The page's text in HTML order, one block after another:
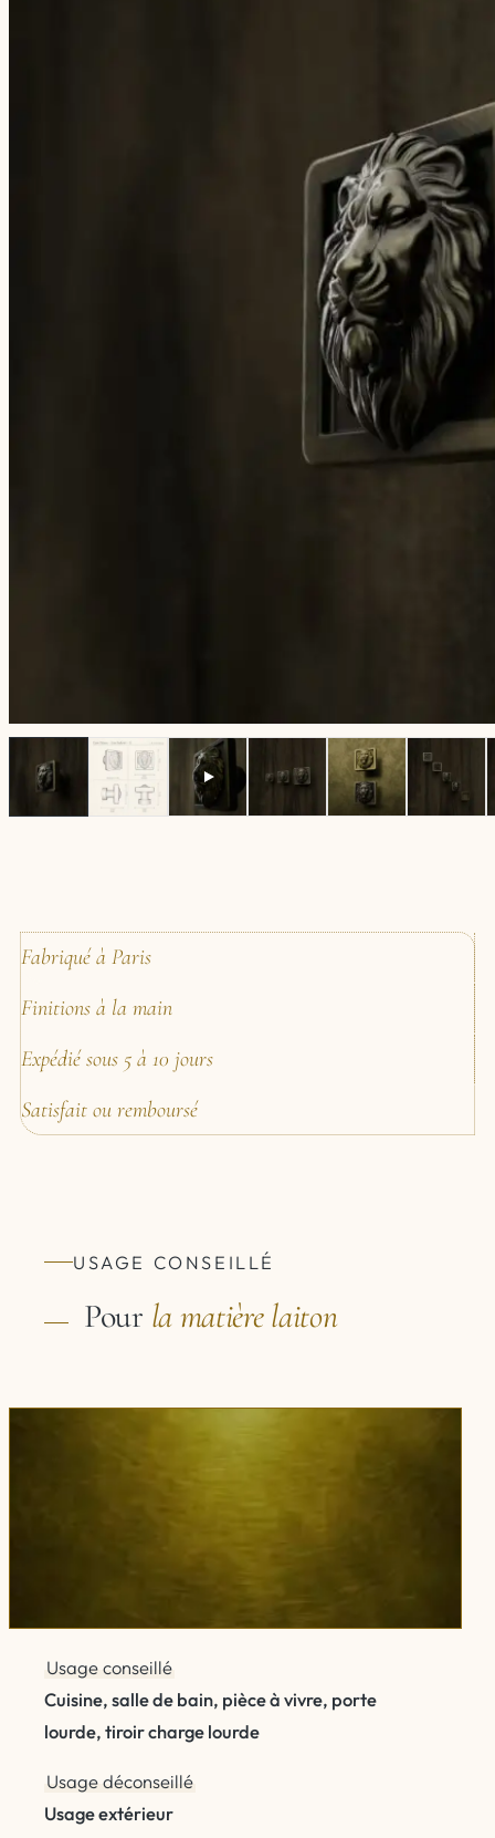
Fabriqué à Paris
Finitions à la main
Expédié sous 5 à 10 jours
Satisfait ou remboursé
USAGE CONSEILLÉ
Pour la matièrelaiton
Usage conseillé
Cuisine, salle de bain, pièce à vivre, porte
lourde, tiroir charge lourde
Usage déconseillé
Usage extérieur